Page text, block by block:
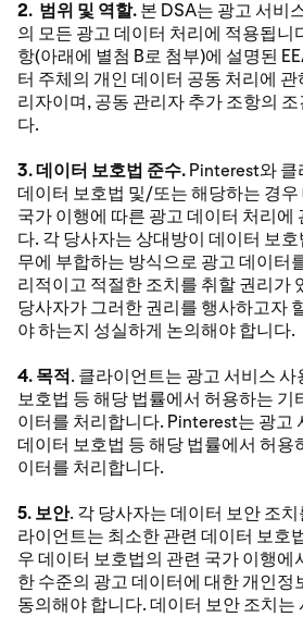
2. 범위 및 역할. 본 DSA는 광고 서비
의 모든 광고 데이터 처리에 적용됩니
항(아래에 별첨 B로 첨부)에 설명된
터 주체의 개인 데이터 공동 처리에
리자이며, 공동 관리자 추가 조항의
다.
3. 데이터 보호법 준수. Pinterest와 클
데이터 보호법 및/또는 해당하는 경우
국가 이행에 따른 광고 데이터 처리에
다. 각 당사자는 상대방이 데이터 보
무에 부합하는 방식으로 광고 데이터
리적이고 적절한 조치를 취할 권리가
당사자가 그러한 권리를 행사하고자
야 하는지 성실하게 논의해야 합니다.
4. 목적. 클라이언트는 광고 서비스
보호법 등 해당 법률에서 허용하는 기
이터를 처리합니다. Pinterest는 광고
데이터 보호법 등 해당 법률에서 허용
이터를 처리합니다.
5. 보안. 각 당사자는 데이터 보안 조
라이언트는 최소한 관련 데이터 보호
우 데이터 보호법의 관련 국가 이행에
한 수준의 광고 데이터에 대한 개인정
동의해야 합니다. 데이터 보안 조치는